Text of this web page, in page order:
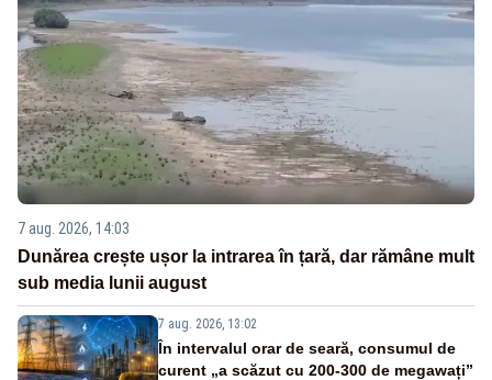
7 aug. 2026, 14:03
Dunărea crește ușor la intrarea în țară, dar rămâne mult
sub media lunii august
7 aug. 2026, 13:02
În intervalul orar de seară, consumul de
curent „a scăzut cu 200-300 de megawați”